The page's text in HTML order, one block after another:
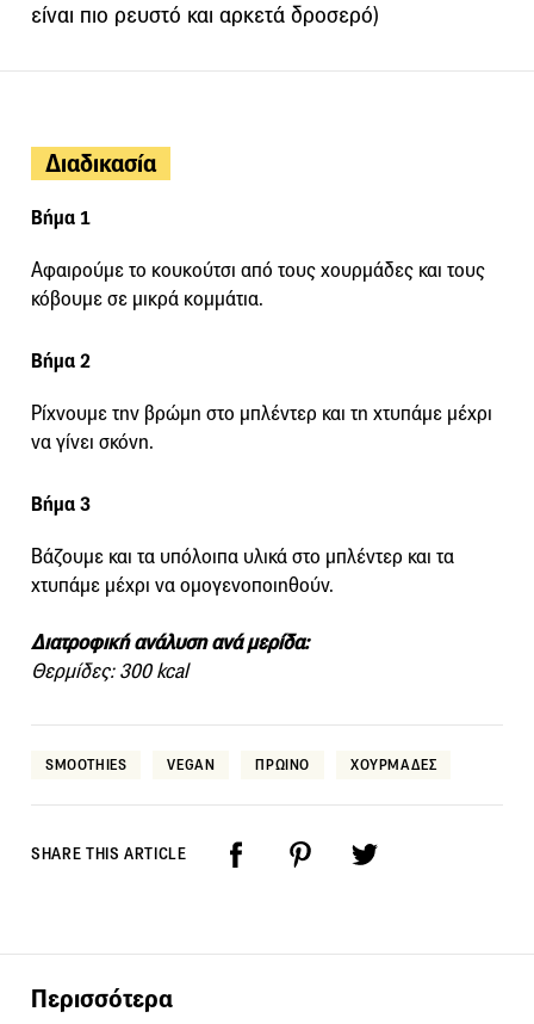
είναι πιο ρευστό και αρκετά δροσερό)
Διαδικασία
Βήμα 1
Αφαιρούμε το κουκούτσι από τους χουρμάδες και τους
κόβουμε σε μικρά κομμάτια.
Βήμα 2
Ρίχνουμε την βρώμη στο μπλέντερ και τη χτυπάμε μέχρι
να γίνει σκόνη.
Βήμα 3
Βάζουμε και τα υπόλοιπα υλικά στο μπλέντερ και τα
χτυπάμε μέχρι να ομογενοποιηθούν.
Διατροφική ανάλυση ανά μερίδα:
Θερμίδες: 300 kcal
SMOOTHIES VEGAN ΠΡΩΙΝΟ ΧΟΥΡΜΑΔΕΣ
SHARE THIS ARTICLE
Περισσότερα